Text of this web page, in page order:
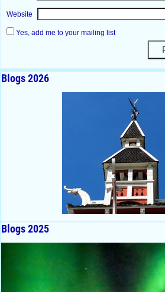
Website
Yes, add me to your mailing list
Blogs 2026
Blogs 2025